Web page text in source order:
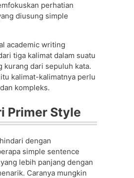
perhatian
diusung simple
academic writing
tiga kalimat dalam suatu
kurang dari sepuluh kata.
kalimat-kalimatnya perlu
kompleks.
Primer Style
dengan
simple sentence
lebih panjang dengan
Caranya mungkin